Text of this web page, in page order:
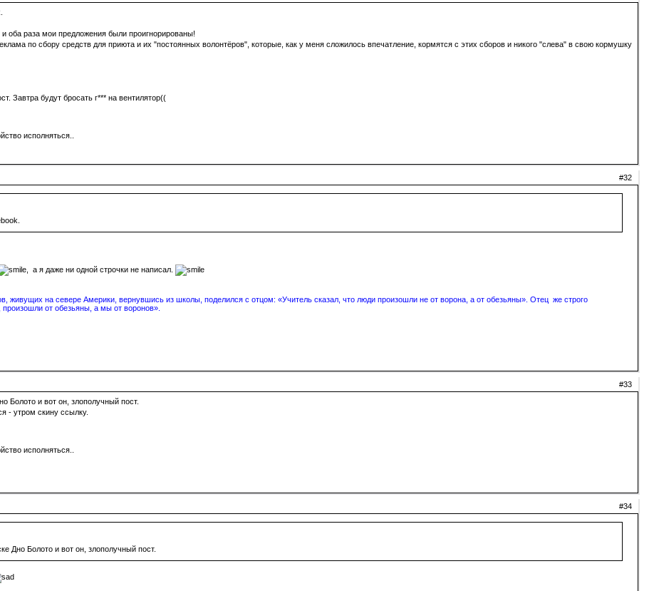
раза мои предложения были проигнорированы!
по сбору средств для приюта и их "постоянных волонтёров", которые, как у меня сложилось впечатление, кормятся с этих сборов и никого "слева" в свою кормушку
Завтра будут бросать г*** на вентилятор((
исполняться..
#32
, а я даже ни одной строчки не написал.
живущих на севере Америки, вернувшись из школы, поделился с отцом: «Учитель сказал, что люди произошли не от ворона, а от обезьяны». Отец же строго
от обезьяны, а мы от воронов».
#33
Болото и вот он, злополучный пост.
- утром скину ссылку.
исполняться..
#34
Дно Болото и вот он, злополучный пост.